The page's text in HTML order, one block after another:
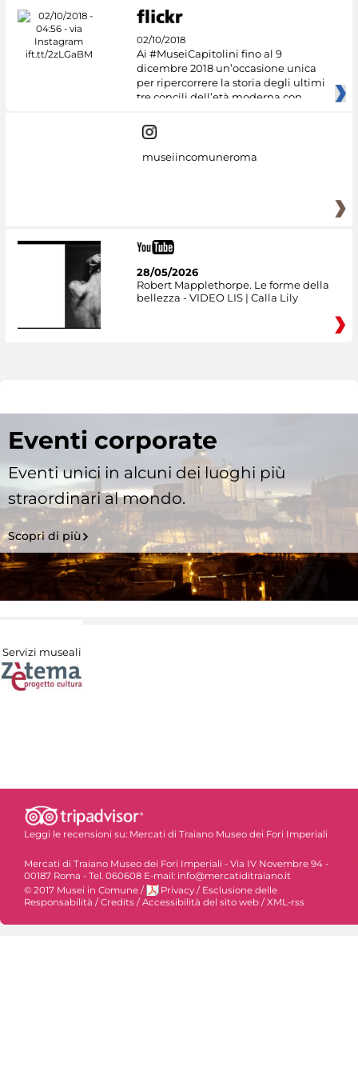
02/10/2018
Ai #MuseiCapitolini fino al 9
dicembre 2018 un’occasione unica
per ripercorrere la storia degli ultimi
tre concili dell’età moderna con
museiincomuneroma
28/05/2026
Robert Mapplethorpe. Le forme della
bellezza - VIDEO LIS | Calla Lily
Eventi corporate
Eventi unici in alcuni dei luoghi più
straordinari al mondo.
Scopri di più
Servizi museali
Leggi le recensioni su: Mercati di Traiano Museo dei Fori Imperiali
Mercati di Traiano Museo dei Fori Imperiali - Via IV Novembre 94 -
00187 Roma - Tel. 060608 E-mail: info@mercatiditraiano.it
© 2017 Musei in Comune / Privacy / Esclusione delle
Responsabilità /Credits /Accessibilità del sito web /XML-rss